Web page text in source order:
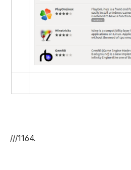
///1164.